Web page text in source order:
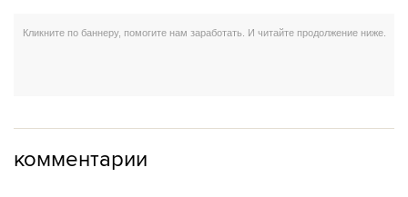
комментарии